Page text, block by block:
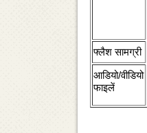
फ्लैश सामग्री
आडियो/वीडियो
फाइलें